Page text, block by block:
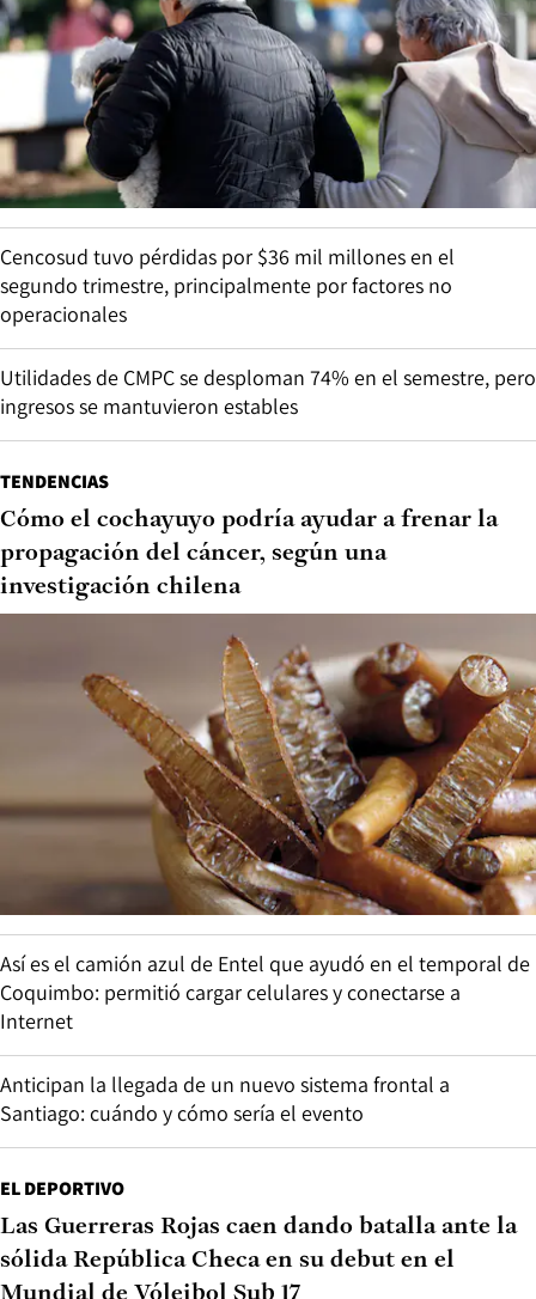
Cencosud tuvo pérdidas por $36 mil millones en el
segundo trimestre, principalmente por factores no
operacionales
Utilidades de CMPC se desploman 74% en el semestre, pero
ingresos se mantuvieron estables
TENDENCIAS
Cómo el cochayuyo podría ayudar a frenar la
propagación del cáncer, según una
investigación chilena
Así es el camión azul de Entel que ayudó en el temporal de
Coquimbo: permitió cargar celulares y conectarse a
Internet
Anticipan la llegada de un nuevo sistema frontal a
Santiago: cuándo y cómo sería el evento
EL DEPORTIVO
Las Guerreras Rojas caen dando batalla ante la
sólida República Checa en su debut en el